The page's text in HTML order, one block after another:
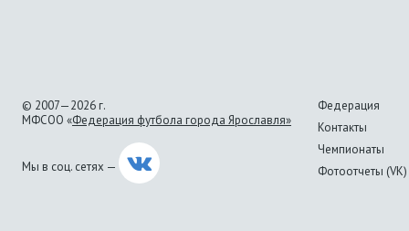
© 2007—2026 г.
МФСОО «Федерация футбола города Ярославля»
Мы в соц. сетях —
Федерация
Контакты
Чемпионаты
Фотоотчеты (VK)